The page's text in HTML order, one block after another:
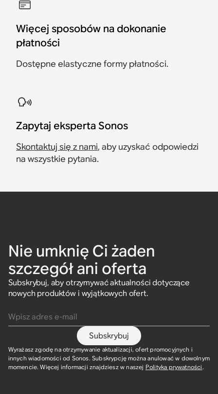
Więcej sposobów na dokonanie
płatności
Dostępne elastyczne formy płatności.
Zapytaj eksperta Sonos
Skontaktuj się z nami, aby uzyskać odpowiedzi
na wszystkie pytania.
Nie umknię Ci żaden
szczegół ani oferta
Subskrybuj, aby otrzymywać aktualności dotyczące
nowych produktów i wyjątkowych ofert.
Subskrybuj
Wyrażasz zgodę na otrzymywanie aktualizacji, ofert promocyjnych i
innych wiadomości od Sonos. Subskrypcję można anulować w dowolnym
momencie. Więcej informacji znajdziesz w naszej Polityka prywatności .